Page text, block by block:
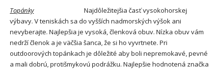
TopánkyNajdôležitejšia časť vysokohorskej
výbavy. V teniskách sa do vyšších nadmorských výšok ani
nevyberajte. Najlepšia je vysoká, členková obuv. Nízka obuv vám
nedrží členok a je väčšia šanca, že si ho vyvrtnete. Pri
outdoorových topánkach je dôležité aby boli nepremokavé, pevné
a mali dobrú, protišmykovú podrážku. Najlepšie hodnotená značka